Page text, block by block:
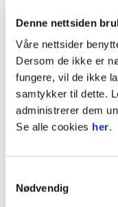
Denne nettsiden
Våre nettsider
Dersom de ikke er
fungere, vil de ikke
samtykker til dette.
administrerer dem
Se alle cookies her.
Nødvendig
INGE HENNING
NORSK TOPPFOTBALL